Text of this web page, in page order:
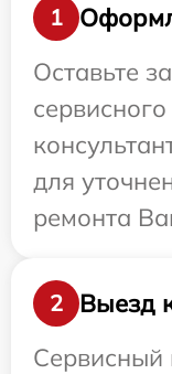
1
Оставьте
для
ремонта
2
Выезд
Сервисный